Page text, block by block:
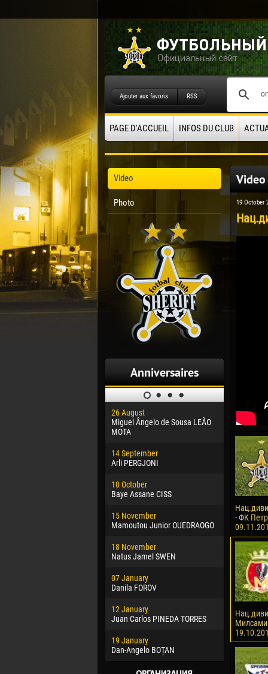
Ajouter aux favoris RSS
PAGE D'ACCUEIL INFOS DU CLUB
Video
Photo
Anniversaires
26 August
Miguel Ângelo de Sousa LEÃO
MOTA
14 September
Arli PERGJONI
10 October
Baye Assane CISS
15 November
Mamoutou Junior OUEDRAOGO
18 November
Natus Jamel SWEN
07 January
Danila FOROV
12 January
Juan Carlos PINEDA TORRES
19 January
Dan-Angelo BOȚAN
30 January
Dhoraso
24 February
Vladislav
02 March
Veaceslav
09 March
Emmanuel
20 March
Jayder
22 March
Samba
26 March
Vitor Hugo
28 March
Raí LOPES
Video
19 October
- ФК